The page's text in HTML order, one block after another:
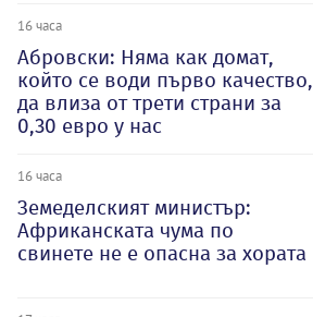
16 часа
Абровски: Няма как домат,
който се води първо качество,
да влиза от трети страни за
0,30 евро у нас
16 часа
Земеделският министър:
Африканската чума по
свинете не е опасна за хората